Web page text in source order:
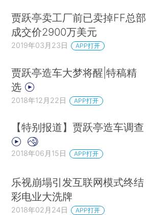
贾跃亭卖工厂前已卖掉FF总部
成交价2900万美元
2019年03月23日 APP打开
贾跃亭造车大梦将醒|特稿精
选
2018年12月22日 APP打开
【特别报道】贾跃亭造车调查
2018年06月15日 APP打开
乐视崩塌引发互联网模式终结
彩电业大洗牌
2018年02月24日 APP打开